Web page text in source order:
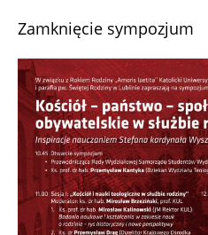
Zamknięcie sympozjum